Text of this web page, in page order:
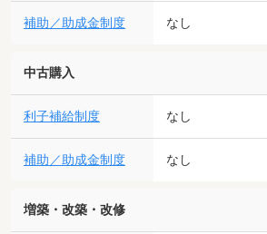
補助／助成金制度 なし
中古購入
利子補給制度 なし
補助／助成金制度 なし
増築・改築・改修